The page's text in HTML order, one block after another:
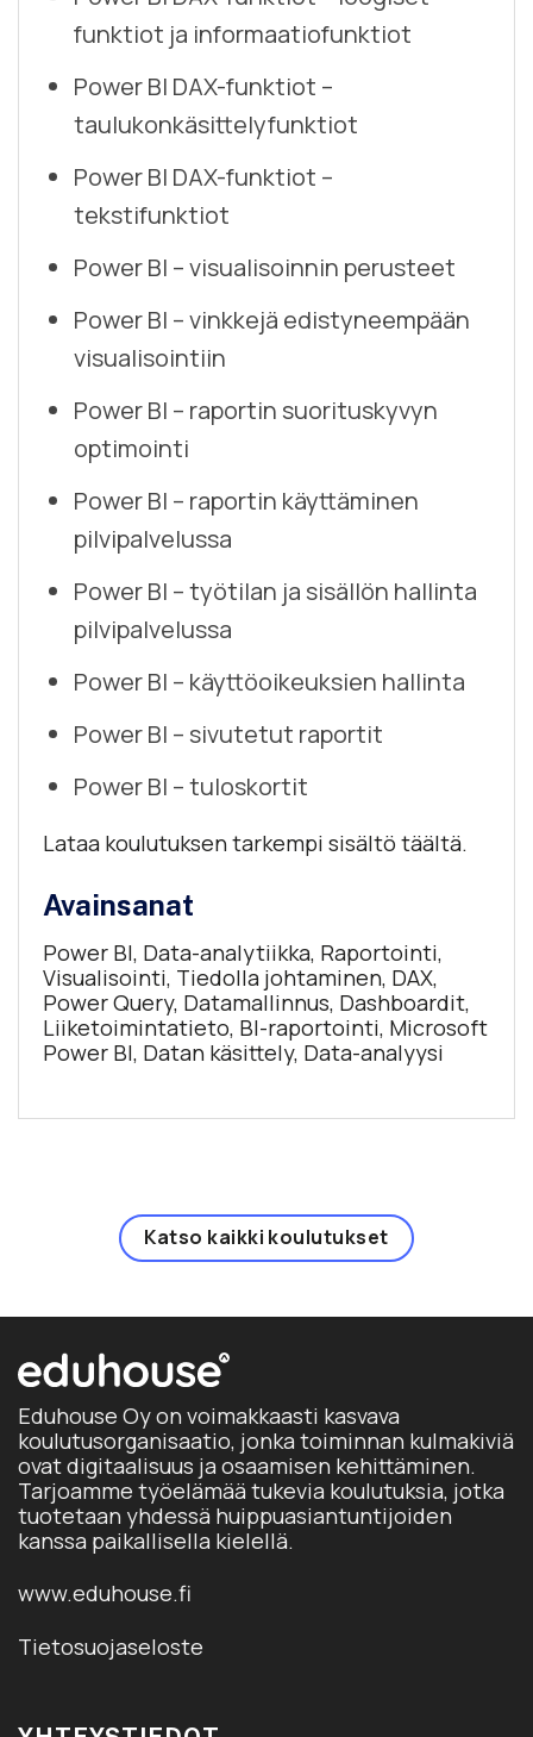
funktiot ja informaatiofunktiot
Power BI DAX-funktiot –
taulukonkäsittelyfunktiot
Power BI DAX-funktiot –
tekstifunktiot
Power BI – visualisoinnin perusteet
Power BI – vinkkejä edistyneempään
visualisointiin
Power BI – raportin suorituskyvyn
optimointi
Power BI – raportin käyttäminen
pilvipalvelussa
Power BI – työtilan ja sisällön hallinta
pilvipalvelussa
Power BI – käyttöoikeuksien hallinta
Power BI – sivutetut raportit
Power BI – tuloskortit
Lataa koulutuksen tarkempi sisältö täältä.
Avainsanat
Power BI, Data-analytiikka, Raportointi,
Visualisointi, Tiedolla johtaminen, DAX,
Power Query, Datamallinnus, Dashboardit,
Liiketoimintatieto, BI-raportointi, Microsoft
Power BI, Datan käsittely, Data-analyysi
Katso kaikki koulutukset
Eduhouse Oy on voimakkaasti kasvava
koulutusorganisaatio, jonka toiminnan kulmakiviä
ovat digitaalisuus ja osaamisen kehittäminen.
Tarjoamme työelämää tukevia koulutuksia, jotka
tuotetaan yhdessä huippuasiantuntijoiden
kanssa paikallisella kielellä.
www.eduhouse.fi
Tietosuojaseloste